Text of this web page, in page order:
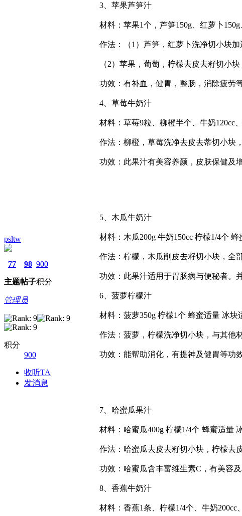
psltw
77
主题
98
帖子
900
积分
管理员
积分
900
收听TA
发消息
3、苹果芦笋汁
材料：苹果1个，芦笋150g、红萝卜
作法：（1）芦笋，红萝卜洗净切小块加
（2）苹果，葡萄，柠檬去皮去籽切小块
功效：有补血，健胃，整肠，消除疲劳等
4、草莓牛奶汁
材料：草莓9粒、柳橙半个、牛奶120cc
作法：柳橙，草莓洗净去皮去蒂切小块
功效：此果汁有美容养颜，皮肤保健及
5、木瓜牛奶汁
材料：木瓜200g 牛奶150cc 柠檬1/4个 蜂
作法：柠檬，木瓜削皮去籽切小块，全
功效：此果汁适用于胃肠病与便秘者。
6、菠萝柠檬汁
材料：菠萝350g 柠檬1个 蜂蜜适量 冰块
作法：菠萝，柠檬洗净切小块，与其他
功效：能帮助消化，有提神及健胃等功效
7、哈蜜瓜果汁
材料：哈蜜瓜400g 柠檬1/4个 蜂蜜适量
作法：哈蜜瓜去皮去籽切小块，柠檬去
功效：哈蜜瓜含丰富维生素C，有美容及
8、香蕉牛奶汁
材料：香蕉1条、柠檬1/4个、牛奶200cc